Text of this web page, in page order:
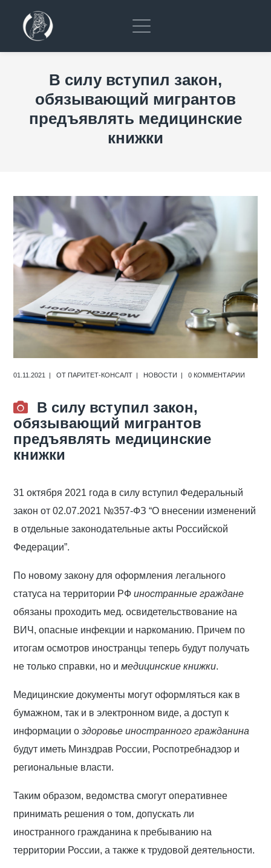
В силу вступил закон,
обязывающий мигрантов
предъявлять медицинские
книжки
01.11.2021 ОТПАРИТЕТ-КОНСАЛТ НОВОСТИ 0 КОММЕНТАРИИ
В силу вступил закон,
обязывающий мигрантов
предъявлять медицинские
книжки
31 октября 2021 года в силу вступил Федеральный
закон от 02.07.2021 №357-ФЗ “О внесении изменений
в отдельные законодательные акты Российской
Федерации”.
По новому закону для оформления легального
статуса на территории РФиностранные граждане
обязаны проходить мед. освидетельствование на
ВИЧ, опасные инфекции и наркоманию. Причем по
итогам осмотров иностранцы теперь будут получать
не только справки, но имедицинские книжки.
Медицинские документы могут оформляться как в
бумажном, так и в электронном виде, а доступ к
информации оздоровье иностранного гражданина
будут иметь Минздрав России, Роспотребнадзор и
региональные власти.
Таким образом, ведомства смогут оперативнее
принимать решения о том, допускать ли
иностранного гражданина к пребыванию на
территории России, а также к трудовой деятельности.